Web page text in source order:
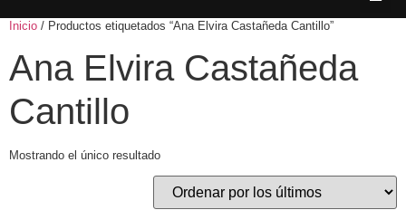
Inicio / Productos etiquetados “Ana Elvira Castañeda Cantillo”
Ana Elvira Castañeda
Cantillo
Mostrando el único resultado